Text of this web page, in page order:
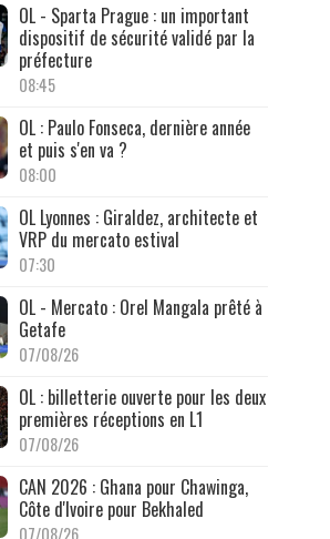
OL - Sparta Prague : un important
dispositif de sécurité validé par la
préfecture
08:45
OL : Paulo Fonseca, dernière année
et puis s'en va ?
08:00
OL Lyonnes : Giraldez, architecte et
VRP du mercato estival
07:30
OL - Mercato : Orel Mangala prêté à
Getafe
07/08/26
OL : billetterie ouverte pour les deux
premières réceptions en L1
07/08/26
CAN 2026 : Ghana pour Chawinga,
Côte d'Ivoire pour Bekhaled
07/08/26